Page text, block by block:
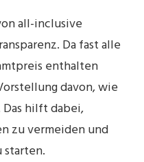
all-inclusive
Da fast alle
enthalten
davon, wie
hilft dabei,
zu vermeiden und
starten.